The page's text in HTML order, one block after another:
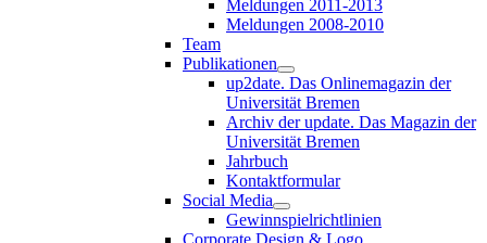
Meldungen 2011-2013
Meldungen 2008-2010
Team
Publikationen
up2date. Das Onlinemagazin der
Universität Bremen
Archiv der update. Das Magazin der
Universität Bremen
Jahrbuch
Kontaktformular
Social Media
Gewinnspielrichtlinien
Corporate Design & Logo